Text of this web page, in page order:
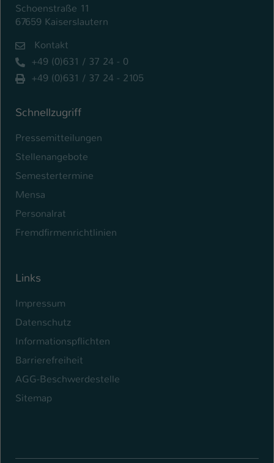
Schoenstraße 11
67659 Kaiserslautern
Kontakt
+49 (0)631 / 37 24 - 0
+49 (0)631 / 37 24 - 2105
Schnellzugriff
Pressemitteilungen
Stellenangebote
Semestertermine
Mensa
Personalrat
Fremdfirmenrichtlinien
Links
Impressum
Datenschutz
Informationspflichten
Barrierefreiheit
AGG-Beschwerdestelle
Sitemap